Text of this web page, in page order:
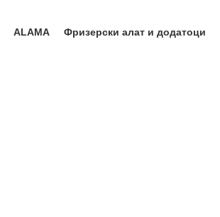
ALAMA Фризерски алат и додатоци